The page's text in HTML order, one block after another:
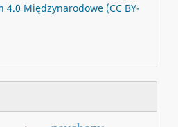
4.0 Międzynarodowe (CC BY-